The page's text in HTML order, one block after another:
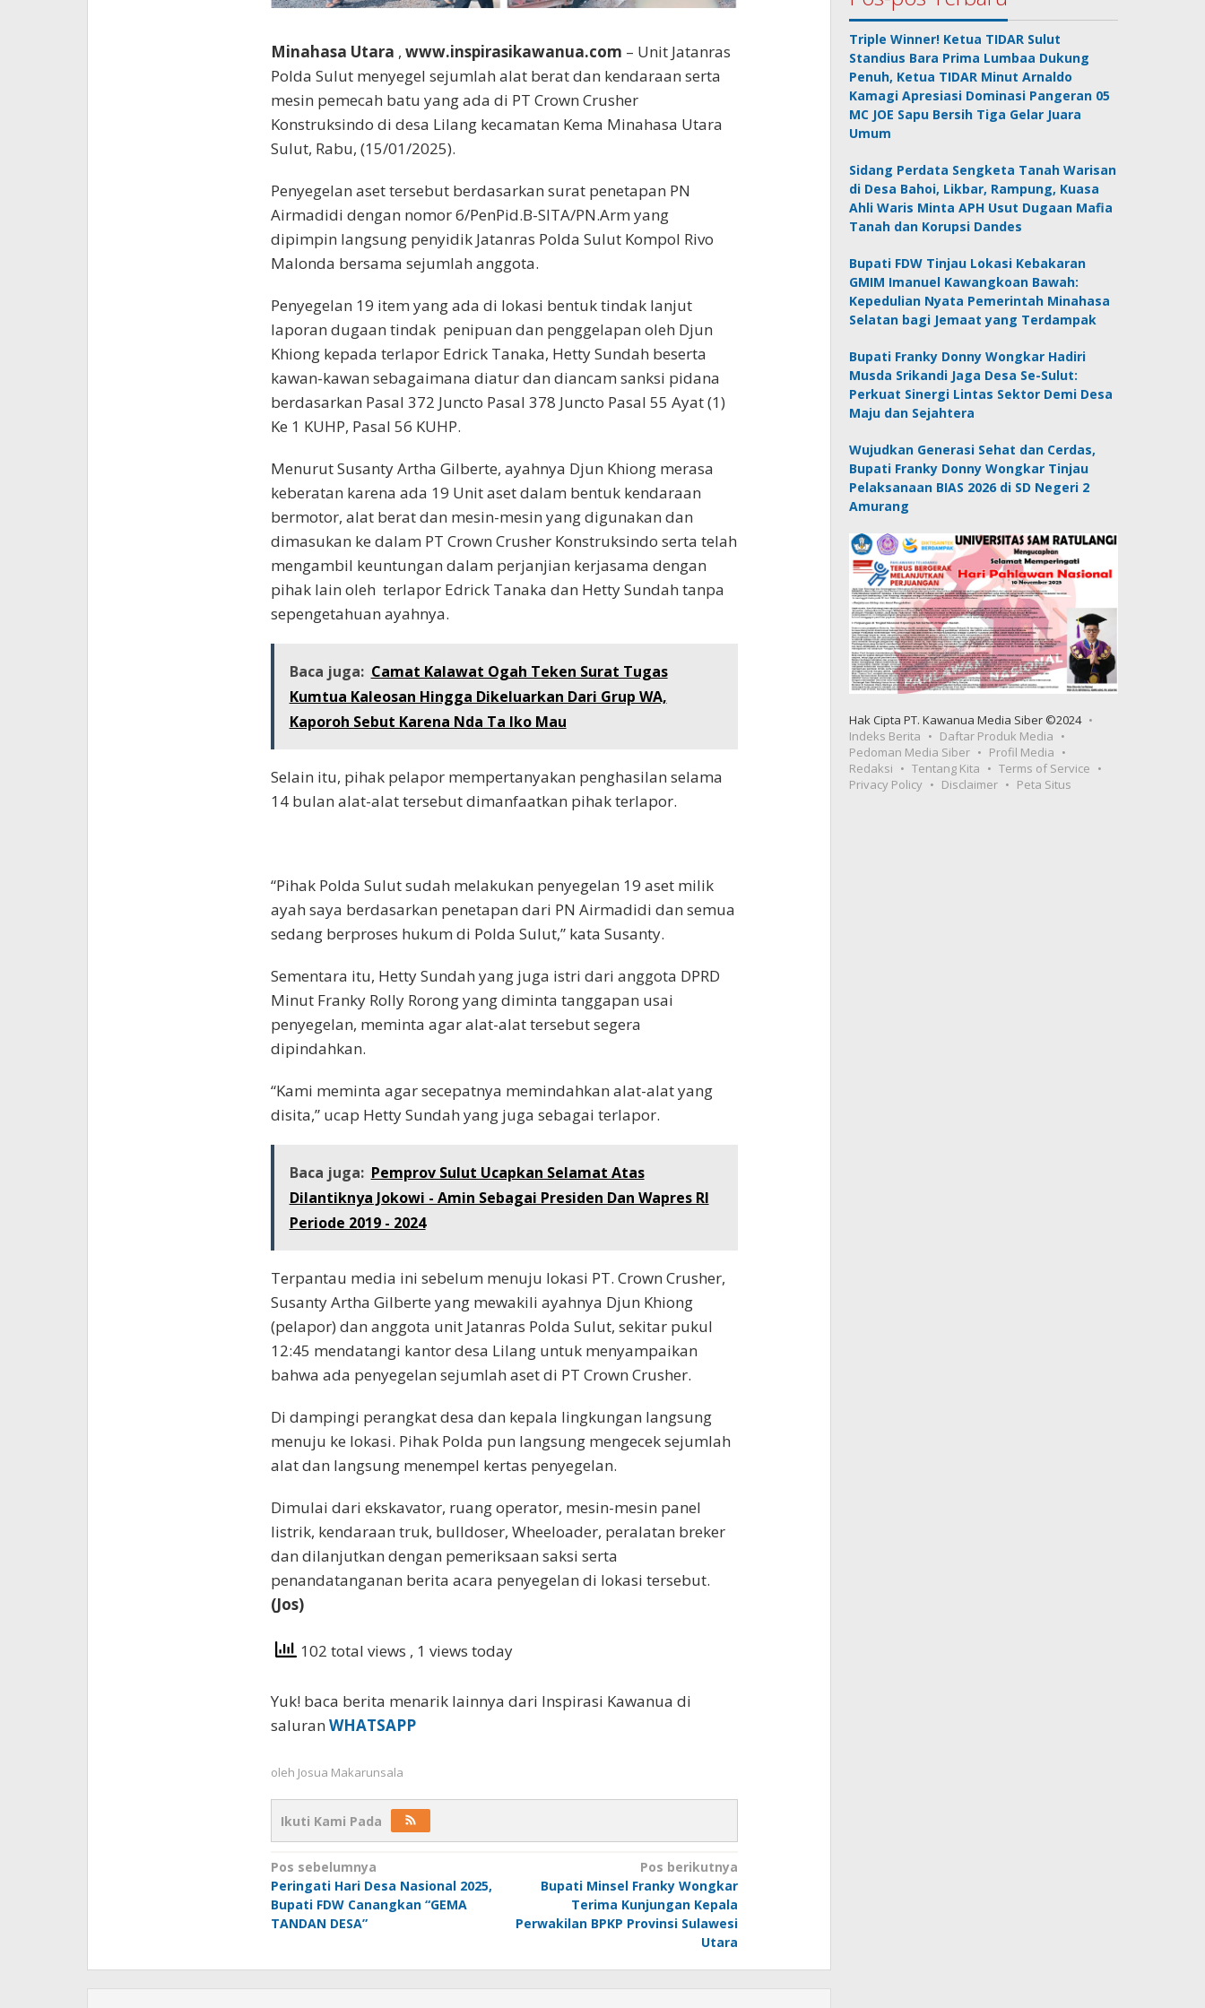
Minahasa Utara , www.inspirasikawanua.com – Unit Jatanras
Polda Sulut menyegel sejumlah alat berat dan kendaraan serta
mesin pemecah batu yang ada di PT Crown Crusher
Konstruksindo di desa Lilang kecamatan Kema Minahasa Utara
Sulut, Rabu, (15/01/2025).
Penyegelan aset tersebut berdasarkan surat penetapan PN
Airmadidi dengan nomor 6/PenPid.B-SITA/PN.Arm yang
dipimpin langsung penyidik Jatanras Polda Sulut Kompol Rivo
Malonda bersama sejumlah anggota.
Penyegelan 19 item yang ada di lokasi bentuk tindak lanjut
laporan dugaan tindak penipuan dan penggelapan oleh Djun
Khiong kepada terlapor Edrick Tanaka, Hetty Sundah beserta
kawan-kawan sebagaimana diatur dan diancam sanksi pidana
berdasarkan Pasal 372 Juncto Pasal 378 Juncto Pasal 55 Ayat (1)
Ke 1 KUHP, Pasal 56 KUHP.
Menurut Susanty Artha Gilberte, ayahnya Djun Khiong merasa
keberatan karena ada 19 Unit aset dalam bentuk kendaraan
bermotor, alat berat dan mesin-mesin yang digunakan dan
dimasukan ke dalam PT Crown Crusher Konstruksindo serta telah
mengambil keuntungan dalam perjanjian kerjasama dengan
pihak lain oleh terlapor Edrick Tanaka dan Hetty Sundah tanpa
sepengetahuan ayahnya.
Baca juga: Camat Kalawat Ogah Teken Surat Tugas
Kumtua Kaleosan Hingga Dikeluarkan Dari Grup WA,
Kaporoh Sebut Karena Nda Ta Iko Mau
Selain itu, pihak pelapor mempertanyakan penghasilan selama
14 bulan alat-alat tersebut dimanfaatkan pihak terlapor.
“Pihak Polda Sulut sudah melakukan penyegelan 19 aset milik
ayah saya berdasarkan penetapan dari PN Airmadidi dan semua
sedang berproses hukum di Polda Sulut,” kata Susanty.
Sementara itu, Hetty Sundah yang juga istri dari anggota DPRD
Minut Franky Rolly Rorong yang diminta tanggapan usai
penyegelan, meminta agar alat-alat tersebut segera
dipindahkan.
“Kami meminta agar secepatnya memindahkan alat-alat yang
disita,” ucap Hetty Sundah yang juga sebagai terlapor.
Baca juga: Pemprov Sulut Ucapkan Selamat Atas
Dilantiknya Jokowi - Amin Sebagai Presiden Dan Wapres RI
Periode 2019 - 2024
Terpantau media ini sebelum menuju lokasi PT. Crown Crusher,
Susanty Artha Gilberte yang mewakili ayahnya Djun Khiong
(pelapor) dan anggota unit Jatanras Polda Sulut, sekitar pukul
12:45 mendatangi kantor desa Lilang untuk menyampaikan
bahwa ada penyegelan sejumlah aset di PT Crown Crusher.
Di dampingi perangkat desa dan kepala lingkungan langsung
menuju ke lokasi. Pihak Polda pun langsung mengecek sejumlah
alat dan langsung menempel kertas penyegelan.
Dimulai dari ekskavator, ruang operator, mesin-mesin panel
listrik, kendaraan truk, bulldoser, Wheeloader, peralatan breker
dan dilanjutkan dengan pemeriksaan saksi serta
penandatanganan berita acara penyegelan di lokasi tersebut.
(Jos)
102 total views , 1 views today
Yuk! baca berita menarik lainnya dari Inspirasi Kawanua di
saluran WHATSAPP
oleh Josua Makarunsala
Ikuti Kami Pada
Navigasi
pos
Pos sebelumnya
Peringati Hari Desa Nasional 2025,
Bupati FDW Canangkan “GEMA
TANDAN DESA”
Pos berikutnya
Bupati Minsel Franky Wongkar
Terima Kunjungan Kepala
Perwakilan BPKP Provinsi Sulawesi
Utara
Triple Winner! Ketua TIDAR Sulut
Standius Bara Prima Lumbaa Dukung
Penuh, Ketua TIDAR Minut Arnaldo
Kamagi Apresiasi Dominasi Pangeran 05
MC JOE Sapu Bersih Tiga Gelar Juara
Umum
Sidang Perdata Sengketa Tanah Warisan
di Desa Bahoi, Likbar, Rampung, Kuasa
Ahli Waris Minta APH Usut Dugaan Mafia
Tanah dan Korupsi Dandes
Bupati FDW Tinjau Lokasi Kebakaran
GMIM Imanuel Kawangkoan Bawah:
Kepedulian Nyata Pemerintah Minahasa
Selatan bagi Jemaat yang Terdampak
Bupati Franky Donny Wongkar Hadiri
Musda Srikandi Jaga Desa Se-Sulut:
Perkuat Sinergi Lintas Sektor Demi Desa
Maju dan Sejahtera
Wujudkan Generasi Sehat dan Cerdas,
Bupati Franky Donny Wongkar Tinjau
Pelaksanaan BIAS 2026 di SD Negeri 2
Amurang
Hak Cipta PT. Kawanua Media Siber ©2024
Indeks Berita
Daftar Produk Media
Pedoman Media Siber
Profil Media
Redaksi
Tentang Kita
Terms of Service
Privacy Policy
Disclaimer Peta Situs